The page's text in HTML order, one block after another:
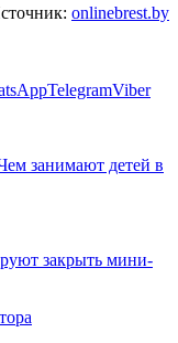
onlinebrest.by
TelegramViber
занимают детей в
закрыть мини-